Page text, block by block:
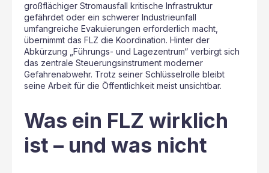
großflächiger Stromausfall kritische Infrastruktur
gefährdet oder ein schwerer Industrieunfall
umfangreiche Evakuierungen erforderlich macht,
übernimmt das FLZ die Koordination. Hinter der
Abkürzung „Führungs- und Lagezentrum“ verbirgt sich
das zentrale Steuerungsinstrument moderner
Gefahrenabwehr. Trotz seiner Schlüsselrolle bleibt
seine Arbeit für die Öffentlichkeit meist unsichtbar.
Was ein FLZ wirklich
ist – und was nicht